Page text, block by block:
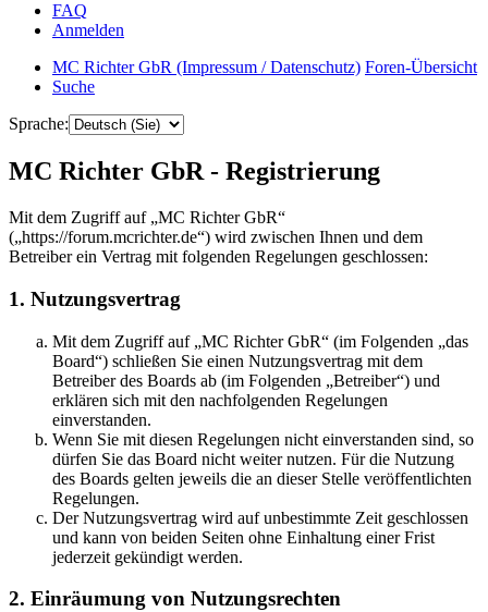
FAQ
Anmelden
MC Richter GbR (Impressum / Datenschutz) Foren-Übersicht
Suche
Sprache:
MC Richter GbR - Registrierung
Mit dem Zugriff auf „MC Richter GbR“
(„https://forum.mcrichter.de“) wird zwischen Ihnen und dem
Betreiber ein Vertrag mit folgenden Regelungen geschlossen:
1. Nutzungsvertrag
Mit dem Zugriff auf „MC Richter GbR“ (im Folgenden „das
Board“) schließen Sie einen Nutzungsvertrag mit dem
Betreiber des Boards ab (im Folgenden „Betreiber“) und
erklären sich mit den nachfolgenden Regelungen
einverstanden.
Wenn Sie mit diesen Regelungen nicht einverstanden sind, so
dürfen Sie das Board nicht weiter nutzen. Für die Nutzung
des Boards gelten jeweils die an dieser Stelle veröffentlichten
Regelungen.
Der Nutzungsvertrag wird auf unbestimmte Zeit geschlossen
und kann von beiden Seiten ohne Einhaltung einer Frist
jederzeit gekündigt werden.
2. Einräumung von Nutzungsrechten